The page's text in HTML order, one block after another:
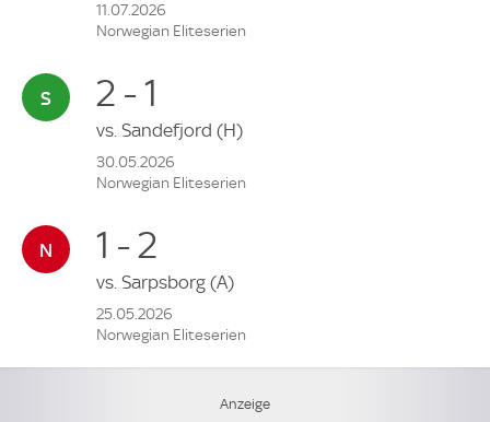
11.07.2026
Norwegian Eliteserien
2 - 1
vs. Sandefjord (H)
30.05.2026
Norwegian Eliteserien
1 - 2
vs. Sarpsborg (A)
25.05.2026
Norwegian Eliteserien